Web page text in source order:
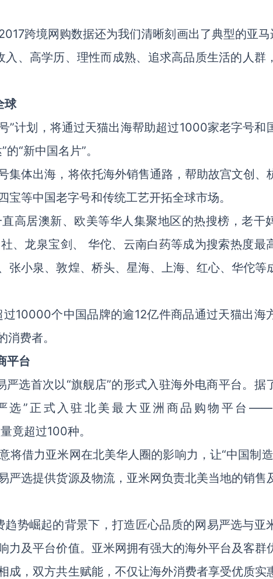
跨境网购数据还为我们清晰刻画出了典型的亚
、高学历、理性而成熟、追求高品质生活的人群
球
”计划，将通过天猫出海帮助超过1000家老字号和
“新中国名片”。
集体出海，将依托海外销售通路，帮助故宫文创、
等中国老字号和传统工艺开拓全球市场。
高居澳新、欧美等华人集聚地区的热搜榜，老干
、龙泉宝剑、 华佗、云南白药等成为搜索热度最
张小泉、敦煌、桥头、星海、上海、红心、华佗等
10000个中国品牌的逾12亿件商品通过天猫出海
费者。
平台
选首次以“旗舰店”的形式入驻海外电商平台。据
选”正式入驻北美最大亚洲商品购物平台
竟超过100种。
将借力亚米网在北美华人圈的影响力，让“中国制
严选提供货源及物流，亚米网负责北美当地的销售
趋势崛起的背景下，打造匠心品质的网易严选与亚
力及平台价值。亚米网拥有强大的海外平台及客群
成，双方共生赋能，不仅让海外消费者享受优质实